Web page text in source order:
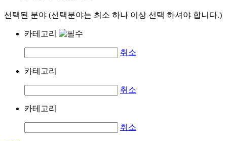
선택된 분야 (선택분야는 최소 하나 이상 선택 하셔야 합니다.)
카테고리
취소
카테고리
취소
카테고리
취소